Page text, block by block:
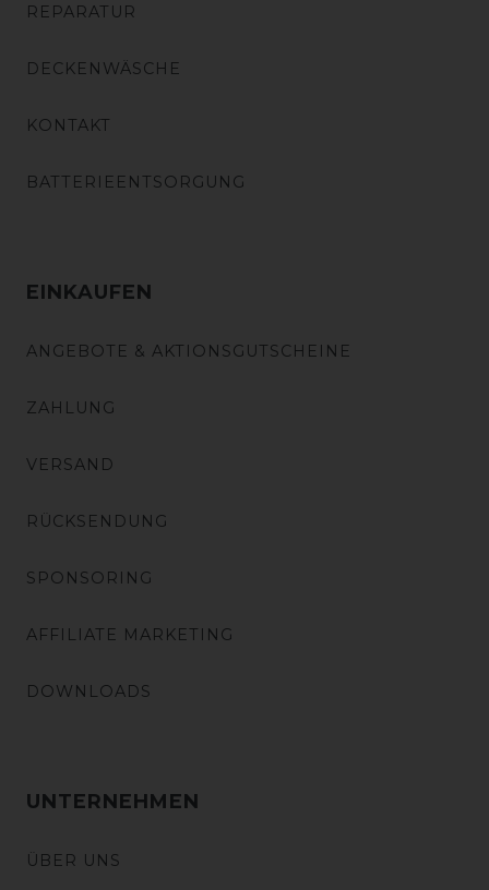
REPARATUR
DECKENWÄSCHE
KONTAKT
BATTERIEENTSORGUNG
EINKAUFEN
ANGEBOTE & AKTIONSGUTSCHEINE
ZAHLUNG
VERSAND
RÜCKSENDUNG
SPONSORING
AFFILIATE MARKETING
DOWNLOADS
UNTERNEHMEN
ÜBER UNS